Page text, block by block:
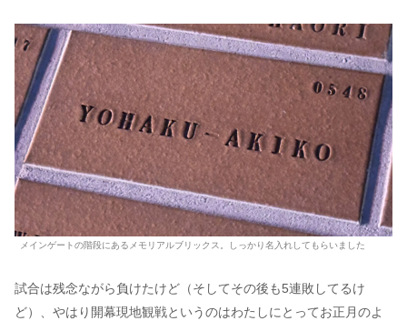
メインゲートの階段にあるメモリアルブリックス。しっかり名入れしてもらいました
試合は残念ながら負けたけど（そしてその後も5連敗してるけ
ど）、やはり開幕現地観戦というのはわたしにとってお正月のよ